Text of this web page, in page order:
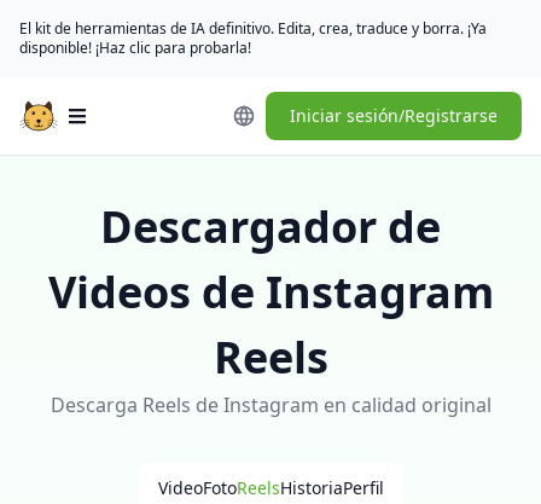
El kit de herramientas de IA definitivo. Edita, crea, traduce y borra. ¡Ya
disponible! ¡Haz clic para probarla!
Open main menu Iniciar sesión/Registrarse
Descargador de
Videos de Instagram
Reels
Descarga Reels de Instagram en calidad original
VideoFotoReelsHistoriaPerfil